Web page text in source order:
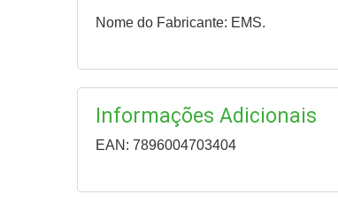
Nome do Fabricante: EMS.
Informações Adicionais
EAN: 7896004703404